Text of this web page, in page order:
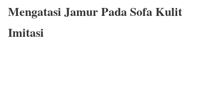
Mengatasi Jamur Pada Sofa Kulit
Imitasi